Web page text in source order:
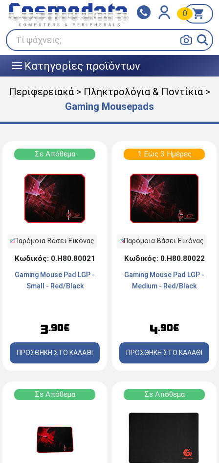
Τί ψάχνεις;
0
||| Κατηγορίες προϊόντων
Klarna
Πληρώστε σε 3
άτοκες δόσεις
BOX NOW
Περιφερειακά> Πληκτρολόγια & Ποντίκια>
Gaming Μousepads
Σε Απόθεμα
Παρόμοια Βάσει Εικόνας
Κωδικός: 0.Η80.80021
Gaming Mouse Pad LGP -
Small - Red/Black
3.90€
ΠΡΟΣΘΗΚΗ ΣΤΟ ΚΑΛΑΘΙ
1 Εώς 3 Ημέρες
Παρόμοια Βάσει Εικόνας
Κωδικός: 0.Η80.80022
Gaming Mouse Pad LGP -
Medium - Red/Black
4.90€
ΠΡΟΣΘΗΚΗ ΣΤΟ ΚΑΛΑΘΙ
Σε Απόθεμα Σε Απόθεμα